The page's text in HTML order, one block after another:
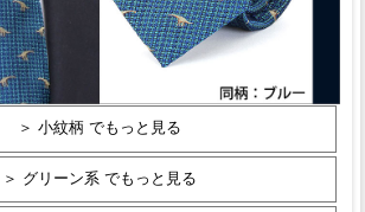
＞ 小紋柄 でもっと見る
＞ グリーン系 でもっと見る